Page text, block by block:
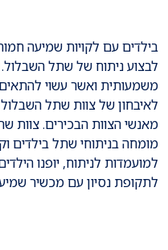
בילדים עם לקויות שמיעה
לבצוע ניתוח של שתל
משמעותית ואשר עשוי
לאיבחון של צוות שתל
מאנשי הצוות הבכירים. צוות
מומחה בניתוחי שתל בילדים
למועמדות לניתוח, יופנו
לתקופת נסיון עם מכשיר